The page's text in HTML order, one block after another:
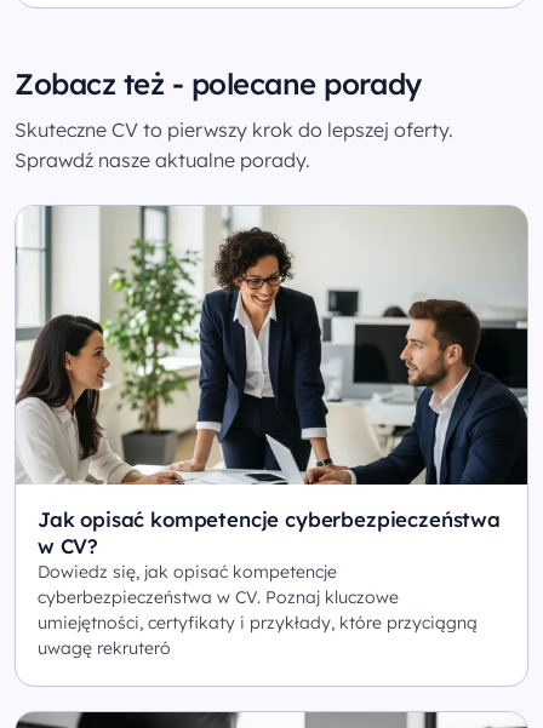
Zobacz też - polecane porady
Skuteczne CV to pierwszy krok do lepszej oferty.
Sprawdź nasze aktualne porady.
Jak opisać kompetencje cyberbezpieczeństwa
w CV?
Dowiedz się, jak opisać kompetencje
cyberbezpieczeństwa w CV. Poznaj kluczowe
umiejętności, certyfikaty i przykłady, które przyciągną
uwagę rekruteró